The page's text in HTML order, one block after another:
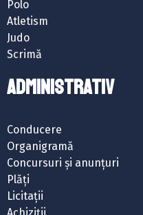
Polo
Atletism
Judo
Scrimă
ADMINISTRATIV
Conducere
Organigramă
Concursuri și anunțuri
Plăți
Licitații